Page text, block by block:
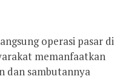
operasi pasar di
memanfaatkan
dan sambutannya